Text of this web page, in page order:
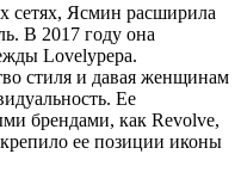
сетях, Ясмин расширила
В 2017 году она
Lovelypepa.
стиля и давая женщинам
Ее
брендами, как Revolve,
ее позиции иконы